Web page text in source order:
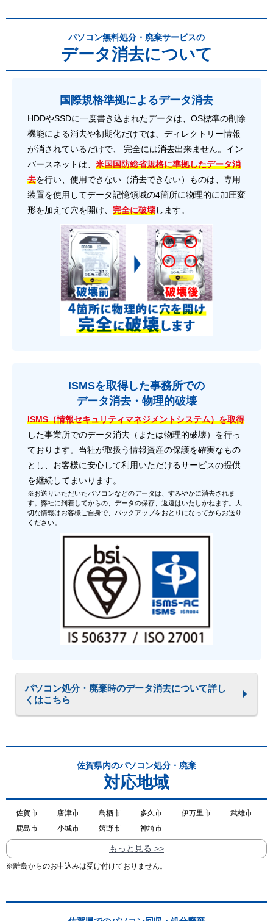
パソコン無料処分・廃棄サービスの
データ消去について
国際規格準拠によるデータ消去
HDDやSSDに一度書き込まれたデータは、OS標準の削除
機能による消去や初期化だけでは、ディレクトリー情報
が消されているだけで、 完全には消去出来ません。イン
バースネットは、 米国国防総省規格に準拠したデータ消
去を行い、使用できない（消去できない）ものは、専用
装置を使用してデータ記憶領域の4箇所に物理的に加圧変
形を加えて穴を開け、 完全に破壊します。
ISMSを取得した事務所での
データ消去・物理的破壊
ISMS（情報セキュリティマネジメントシステム）を取得
した事業所でのデータ消去（または物理的破壊）を行っ
ております。当社が取扱う情報資産の保護を確実なもの
とし、お客様に安心して利用いただけるサービスの提供
を継続してまいります。
※お送りいただいたパソコンなどのデータは、すみやかに消去されま
す。弊社に到着してからの、データの保存、返還はいたしかねます。大
切な情報はお客様ご自身で、バックアップをおとりになってからお送り
ください。
パソコン処分・廃棄時のデータ消去について詳し
くはこちら
佐賀県内のパソコン処分・廃棄
対応地域
佐賀市 唐津市 鳥栖市 多久市 伊万里市
武雄市
鹿島市
小城市 嬉野市 神埼市
もっと見る >>
※離島からのお申込みは受け付けておりません。